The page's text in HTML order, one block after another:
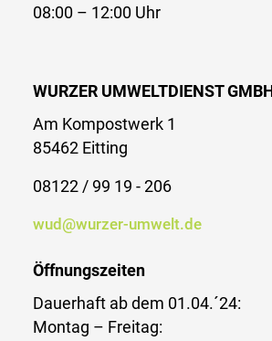
08:00 – 12:00 Uhr
WURZER UMWELTDIENST GMBH
Am Kompostwerk 1
85462 Eitting
08122 / 99 19 - 206
wud@wurzer-umwelt.de
Öffnungszeiten
Dauerhaft ab dem 01.04.´24:
Montag – Freitag: